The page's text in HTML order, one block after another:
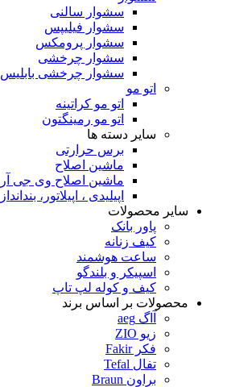
سشوار سالنی
سشوار فیلیپس
سشوار پرومکس
سشوار چرخشی
سشوار چرخشی بابلیس
اتو مو
اتو مو کراتینه
اتو مو رمینگتون
سایر دسته ها
برس حرارتی
ماشین اصلاح
ماشین اصلاح وی جی آر
اپیلیدی ، اپیلاتور، بندانداز
سایر محصولات
پاور بانک
کیف زنانه
ساعت هوشمند
اسپیکر و بلندگو
کیف و کوله لپ تاپ
محصولات بر اساس برند
آاگ aeg
زیو ZIO
فکر Fakir
تفال Tefal
براون Braun